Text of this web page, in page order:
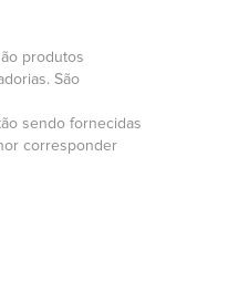
produtos
São
sendo fornecidas
corresponder